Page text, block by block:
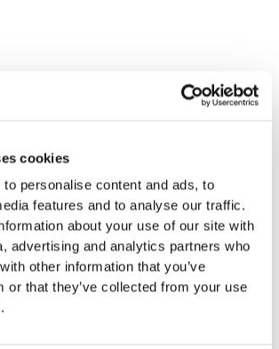
cookies
personalise content and ads, to
features and to analyse our traffic.
about your use of our site with
advertising and analytics partners who
other information that you’ve
or that they’ve collected from your use